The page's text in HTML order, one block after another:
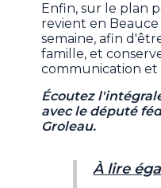
Enfin, sur le plan
revient en
semaine, afin
famille, et
communication et
Écoutez
avec le député
Groleau.
À lire